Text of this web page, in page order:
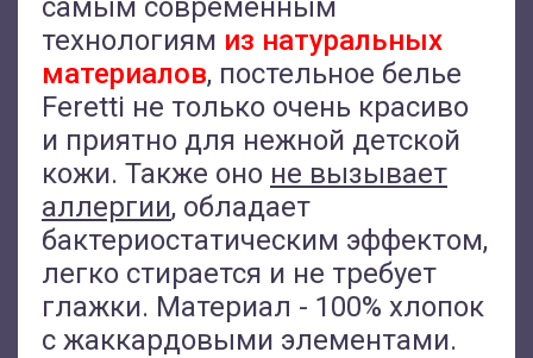
самым современным
технологиям из натуральных
материалов, постельное белье
Feretti не только очень красиво
и приятно для нежной детской
кожи. Также оно не вызывает
аллергии, обладает
бактериостатическим эффектом,
легко стирается и не требует
глажки. Материал - 100% хлопок
с жаккардовыми элементами.